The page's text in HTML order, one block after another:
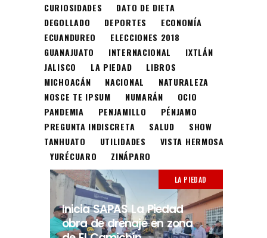
CURIOSIDADES
DATO DE DIETA
DEGOLLADO
DEPORTES
ECONOMÍA
ECUANDUREO
ELECCIONES 2018
GUANAJUATO
INTERNACIONAL
IXTLÁN
JALISCO
LA PIEDAD
LIBROS
MICHOACÁN
NACIONAL
NATURALEZA
NOSCE TE IPSUM
NUMARÁN
OCIO
PANDEMIA
PENJAMILLO
PÉNJAMO
PREGUNTA INDISCRETA
SALUD
SHOW
TANHUATO
UTILIDADES
VISTA HERMOSA
YURÉCUARO
ZINÁPARO
LA PIEDAD
Inicia SAPAS La Piedad
obra de drenaje en zona